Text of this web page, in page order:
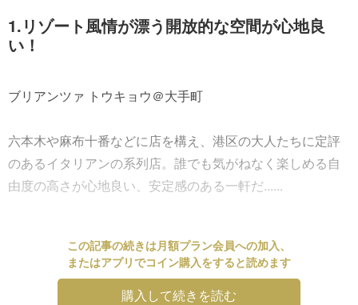
1.リゾート風情が漂う開放的な空間が心地良
い！
ブリアンツァ トウキョウ＠大手町
六本木や麻布十番などに店を構え、港区の大人たちに定評
のあるイタリアンの系列店。誰でも気がねなく楽しめる自
由度の高さが心地良い、安定感のある一軒だ......
この記事の続きは月額プラン会員への加入、
またはアプリでコイン購入をすると読めます
購入して続きを読む